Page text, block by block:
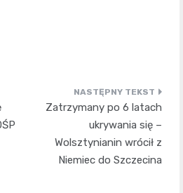
Zatrzymany po 6 latach
ukrywania się –
Wolsztynianin wrócił z
Niemiec do Szczecina